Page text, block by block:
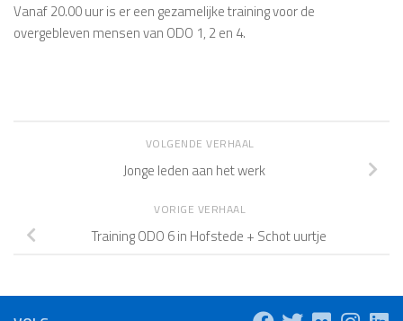
Vanaf 20.00 uur is er een gezamelijke training voor de
overgebleven mensen van ODO 1, 2 en 4.
VOLGENDE VERHAAL
Jonge leden aan het werk
VORIGE VERHAAL
Training ODO 6 in Hofstede + Schot uurtje